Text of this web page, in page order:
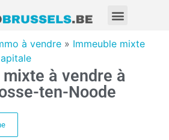
à vendre » Immeuble mixte
à vendre à
ten-Noode